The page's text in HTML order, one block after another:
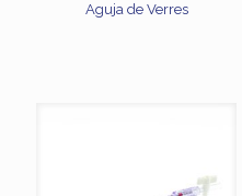
Aguja de Verres